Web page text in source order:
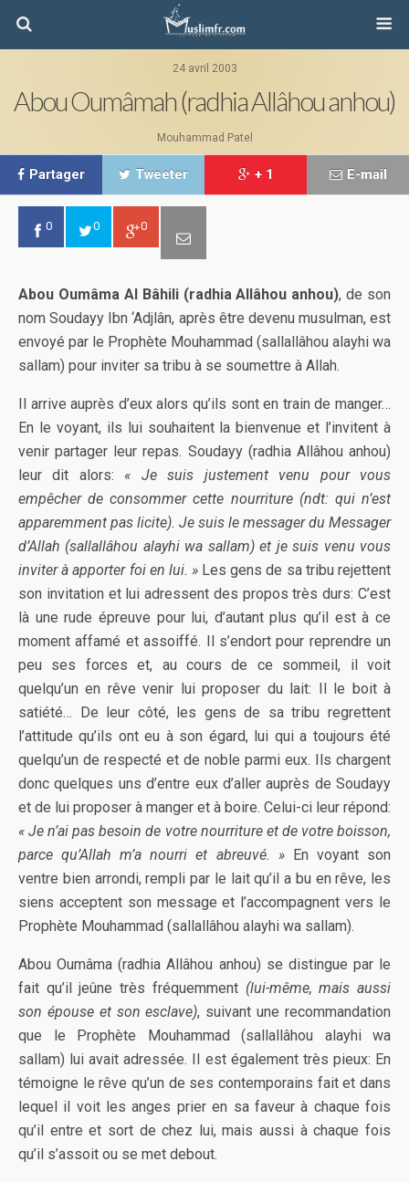
24 avril 2003
Abou Oumâmah (radhia Allâhou anhou)
Mouhammad Patel
Partager Tweeter + 1 E-mail
0 0 0
Abou Oumâma Al Bâhili (radhia Allâhou anhou), de son
nom Soudayy Ibn ‘Adjlân, après être devenu musulman, est
envoyé par le Prophète Mouhammad (sallallâhou alayhi wa
sallam) pour inviter sa tribu à se soumettre à Allah.
Il arrive auprès d’eux alors qu’ils sont en train de manger…
En le voyant, ils lui souhaitent la bienvenue et l’invitent à
venir partager leur repas. Soudayy (radhia Allâhou anhou)
leur dit alors: « Je suis justement venu pour vous
empêcher de consommer cette nourriture (ndt: qui n’est
apparemment pas licite). Je suis le messager du Messager
d’Allah (sallallâhou alayhi wa sallam) et je suis venu vous
inviter à apporter foi en lui. » Les gens de sa tribu rejettent
son invitation et lui adressent des propos très durs: C’est
là une rude épreuve pour lui, d’autant plus qu’il est à ce
moment affamé et assoiffé. Il s’endort pour reprendre un
peu ses forces et, au cours de ce sommeil, il voit
quelqu’un en rêve venir lui proposer du lait: Il le boit à
satiété… De leur côté, les gens de sa tribu regrettent
l’attitude qu’ils ont eu à son égard, lui qui a toujours été
quelqu’un de respecté et de noble parmi eux. Ils chargent
donc quelques uns d’entre eux d’aller auprès de Soudayy
et de lui proposer à manger et à boire. Celui-ci leur répond:
« Je n’ai pas besoin de votre nourriture et de votre boisson,
parce qu’Allah m’a nourri et abreuvé. »En voyant son
ventre bien arrondi, rempli par le lait qu’il a bu en rêve, les
siens acceptent son message et l’accompagnent vers le
Prophète Mouhammad (sallallâhou alayhi wa sallam).
Abou Oumâma (radhia Allâhou anhou) se distingue par le
fait qu’il jeûne très fréquemment (lui-même, mais aussi
son épouse et son esclave), suivant une recommandation
que le Prophète Mouhammad (sallallâhou alayhi wa
sallam) lui avait adressée. Il est également très pieux: En
témoigne le rêve qu’un de ses contemporains fait et dans
lequel il voit les anges prier en sa faveur à chaque fois
qu’il entre et sort de chez lui, mais aussi à chaque fois
qu’il s’assoit ou se met debout.